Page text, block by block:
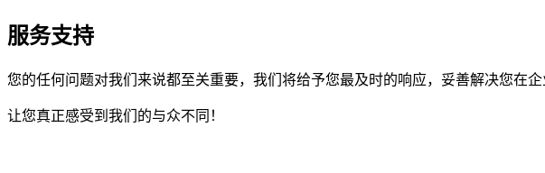
服务支持
您的任何问题对我们来说都至关重要，我们将给予您最及时的响应，妥善解决您在
让您真正感受到我们的与众不同！